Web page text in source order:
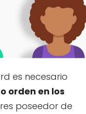
es necesario
orden en los
poseedor de